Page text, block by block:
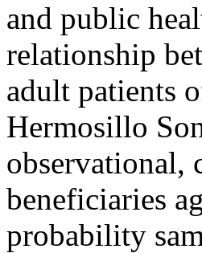
and public
relationship
adult patients
Hermosillo
observational,
beneficiaries
probability